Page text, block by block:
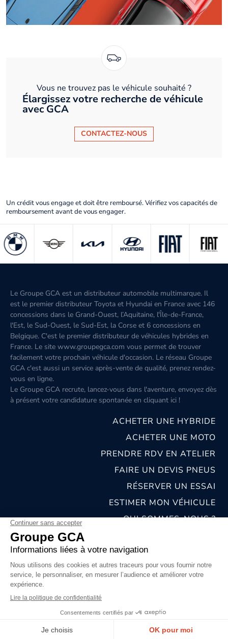
Vous ne trouvez pas le véhicule souhaité ?
Élargissez votre recherche de véhicule
avec GCA
CONTACTEZ-NOUS
Un crédit vous engage et doit être remboursé. Vérifiez vos capacités de
remboursement avant de vous engager.
Le Groupe GCA est un distributeur automobile multimarque. Il
est le premier distributeur Toyota et Hyundai en France avec 146
concessions dans le Grand-Ouest, l’Aquitaine, l'Île-de-France,
l'Est, le Sud-Ouest, le Sud-Est, la Corse et 6 concessions en
Belgique. C'est le premier distributeur de véhicules hybrides en
France. Le site www.groupegca.com vous permet de trouver
facilement votre prochain véhicule d'occasion. Le réseau Groupe
GCA c'est aussi un service après-vente de qualité, prenez rendez-
vous en ligne.
Le Groupe GCA recrute, lancez-vous dans l'aventure, envoyez dès
à présent votre candidature spontanée en cliquant ici !
ACHETER UNE HYBRIDE
ACHETER UNE MOTO
PRENDRE RDV EN ATELIER
FAIRE UN DEVIS PNEUS
RÉSERVER UN ESSAI
ESTIMER MON VÉHICULE
QUI SOMMES-NOUS ?
NOS CONCESSIONS & CARROSSERIES
MENTIONS LÉGALES
CONDITIONS GÉNÉRALES DE VENTE